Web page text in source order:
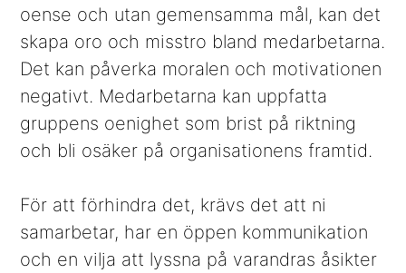
oense och utan gemensamma mål, kan det
skapa oro och misstro bland medarbetarna.
Det kan påverka moralen och motivationen
negativt. Medarbetarna kan uppfatta
gruppens oenighet som brist på riktning
och bli osäker på organisationens framtid.
För att förhindra det, krävs det att ni
samarbetar, har en öppen kommunikation
och en vilja att lyssna på varandras åsikter